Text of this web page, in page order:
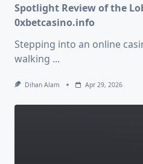
Spotlight Review of the
0xbetcasino.info
Stepping into an online
walking ...
Dihan Alam Apr 29, 2026